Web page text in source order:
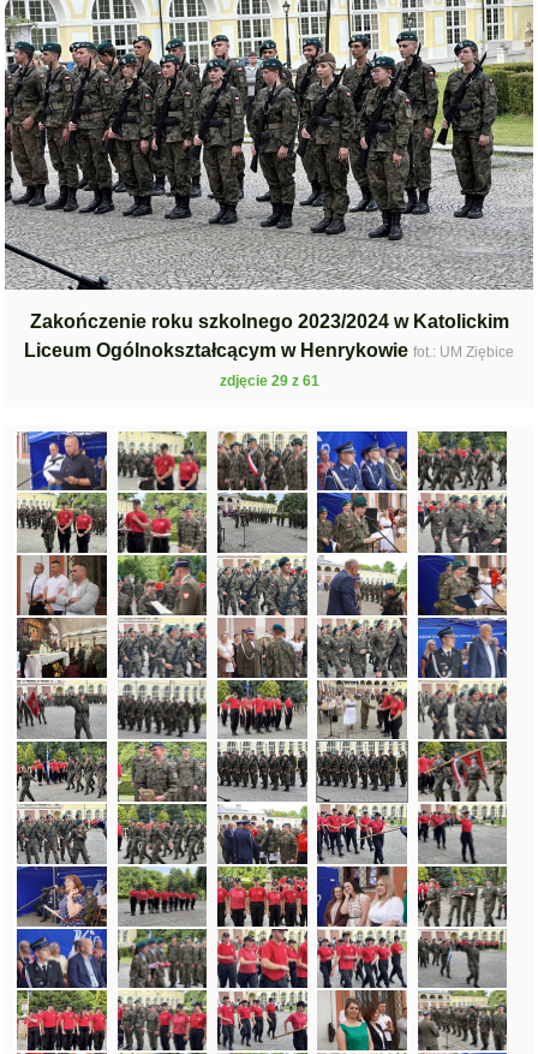
Zakończenie roku szkolnego 2023/2024 w Katolickim
Liceum Ogólnokształcącym w Henrykowie fot.: UM Ziębice
zdjęcie 29 z 61